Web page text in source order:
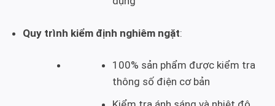
Quy trình kiểm định nghiêm ngặt:
100% sản phẩm được kiểm tra
thông số điện cơ bản